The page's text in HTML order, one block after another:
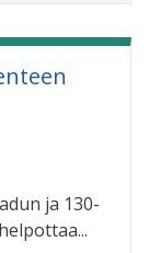
ja 130-